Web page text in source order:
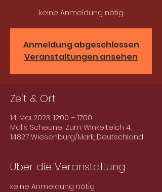
keine Anmeldung nötig
Anmeldung abgeschlossen
Veranstaltungen ansehen
Zeit & Ort
14. Mai 2023, 12:00 – 17:00
Mal's Scheune, Zum Winkelteich 4,
14827 Wiesenburg/Mark, Deutschland
Über die Veranstaltung
keine Anmeldung nötig